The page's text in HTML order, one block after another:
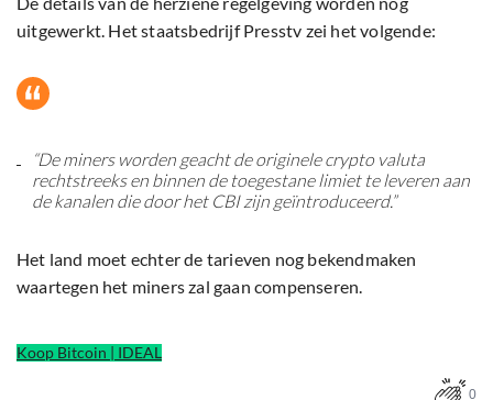
uitgewerkt. Het staatsbedrijf Presstv zei het volgende:
“De miners worden geacht de originele crypto valuta
rechtstreeks en binnen de toegestane limiet te leveren aan
de kanalen die door het CBI zijn geïntroduceerd.”
Het land moet echter de tarieven nog bekendmaken
waartegen het miners zal gaan compenseren.
Koop Bitcoin | IDEAL
0